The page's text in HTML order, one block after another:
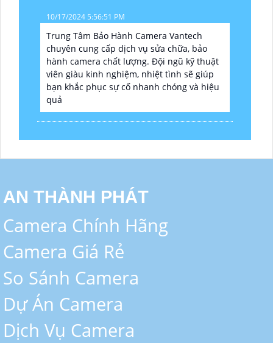
10/17/2024 5:56:51 PM
Trung Tâm Bảo Hành Camera Vantech
chuyên cung cấp dịch vụ sửa chữa, bảo
hành camera chất lượng. Đội ngũ kỹ thuật
viên giàu kinh nghiệm, nhiệt tình sẽ giúp
bạn khắc phục sự cố nhanh chóng và hiệu
quả
AN THÀNH PHÁT
Camera Chính Hãng
Camera Giá Rẻ
So Sánh Camera
Dự Án Camera
Dịch Vụ Camera